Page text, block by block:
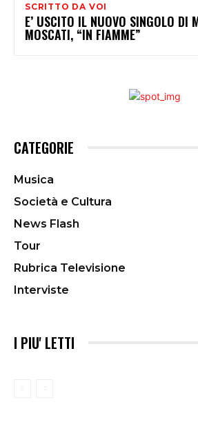
SCRITTO DA VOI
E’ USCITO IL NUOVO SINGOLO DI
MOSCATI, “IN FIAMME”
CATEGORIE
Musica
Società e Cultura
News Flash
Tour
Rubrica Televisione
Interviste
I PIU' LETTI